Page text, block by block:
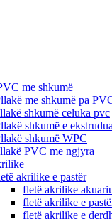
me shkumë
me shkumë pa
shkumë celuka pvc
shkumë e
shkumë WPC
PVC me ngjyra
akrilike e pastër
fletë akrilike
fletë akrilike e
fletë akrilike e